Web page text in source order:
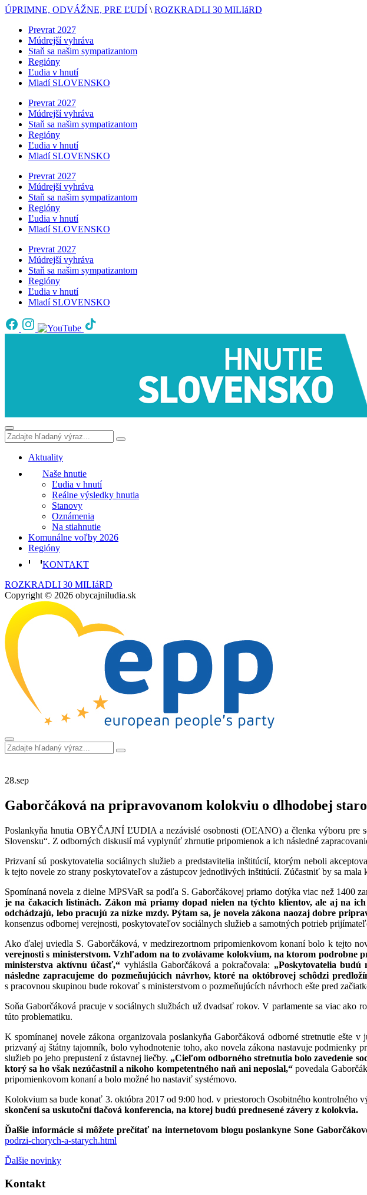
ÚPRIMNE, ODVÁŽNE, PRE ĽUDÍ \ ROZKRADLI 30 MILIáRD
Prevrat 2027
Múdrejší vyhráva
Staň sa našim sympatizantom
Regióny
Ľudia v hnutí
Mladí SLOVENSKO
Prevrat 2027
Múdrejší vyhráva
Staň sa našim sympatizantom
Regióny
Ľudia v hnutí
Mladí SLOVENSKO
Prevrat 2027
Múdrejší vyhráva
Staň sa našim sympatizantom
Regióny
Ľudia v hnutí
Mladí SLOVENSKO
Prevrat 2027
Múdrejší vyhráva
Staň sa našim sympatizantom
Regióny
Ľudia v hnutí
Mladí SLOVENSKO
Aktuality
Naše hnutie
Ľudia v hnutí
Reálne výsledky hnutia
Stanovy
Oznámenia
Na stiahnutie
Komunálne voľby 2026
Regióny
KONTAKT
ROZKRADLI 30 MILIáRD
Copyright © 2026 obycajniludia.sk
28.sep
Gaborčáková na pripravovanom kolokviu o dlhodobej
Poslankyňa hnutia OBYČAJNÍ ĽUDIA a nezávislé osobnosti (OĽANO) a členka výboru pre
Slovensku“. Z odborných diskusií má vyplynúť zhrnutie pripomienok a ich následné
Prizvaní sú poskytovatelia sociálnych služieb a predstavitelia inštitúcií, ktorým neboli
k tejto novele zo strany poskytovateľov a zástupcov jednotlivých inštitúcií. Zúčastniť by sa
Spomínaná novela z dielne MPSVaR sa podľa S. Gaborčákovej priamo dotýka viac než 1400
je na čakacích listinách. Zákon má priamy dopad nielen na týchto klientov, ale aj na
odchádzajú, lebo pracujú za nízke mzdy. Pýtam sa, je novela zákona naozaj dobre
konsenzus odbornej verejnosti, poskytovateľov sociálnych služieb a samotných potrieb
Ako ďalej uviedla S. Gaborčáková, v medzirezortnom pripomienkovom konaní bolo k tejto
verejnosti s ministerstvom. Vzhľadom na to zvolávame kolokvium, na ktorom podrobne
ministerstva aktívnu účasť,“ vyhlásila Gaborčáková a pokračovala: „Poskytovatelia
následne zapracujeme do pozmeňujúcich návrhov, ktoré na októbrovej schôdzi
s pracovnou skupinou bude rokovať s ministerstvom o pozmeňujúcích návrhoch ešte pred
Soňa Gaborčáková pracuje v sociálnych službách už dvadsať rokov. V parlamente sa viac
túto problematiku.
K spomínanej novele zákona organizovala poslankyňa Gaborčáková odborné stretnutie
prizvaný aj štátny tajomník, bolo vyhodnotenie toho, ako novela zákona nastavuje podmienky
služieb po jeho prepustení z ústavnej liečby. „Cieľom odborného stretnutia bolo zavedenie
ktorý sa ho však nezúčastnil a nikoho kompetentného naň ani neposlal,“povedala
pripomienkovom konaní a bolo možné ho nastaviť systémovo.
Kolokvium sa bude konať 3. októbra 2017 od 9:00 hod. v priestoroch Osobitného kontrolného
skončení sa uskutoční tlačová konferencia, na ktorej budú prednesené závery z kolokvia.
Ďalšie informácie si môžete prečítať na internetovom blogu poslankyne Sone
podrzi-chorych-a-starych.html
Ďalšie novinky
Kontakt